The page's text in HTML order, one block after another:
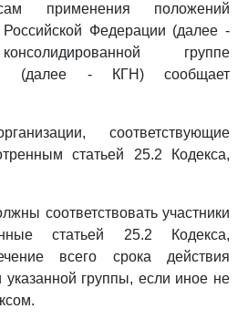
применения положений
Российской Федерации (далее -
группе
(далее - КГН) сообщает
соответствующие
статьей 25.2 Кодекса,
соответствовать участники
статьей 25.2 Кодекса,
всего срока действия
указанной группы, если иное не